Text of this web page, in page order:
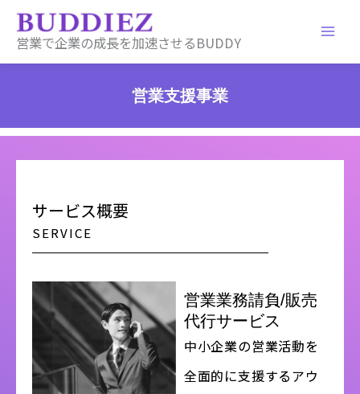
ス
営業で企業の成長を加速させるBUDDY
営業支援事業
サービス概要
SERVICE
営業業務請負/販売
代行サービス
中小企業の営業活動を
全面的に支援するアウ